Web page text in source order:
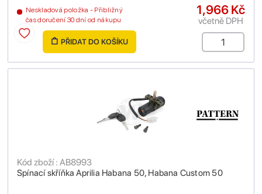
Neskladová položka - Přibližný
čas doručení 30 dní od nákupu
1,966 Kč
včetně DPH
PŘIDAT DO KOŠÍKU
Spínací skříňka Aprilia Habana 50, Habana Custom 50
Kód zboží : AB8993